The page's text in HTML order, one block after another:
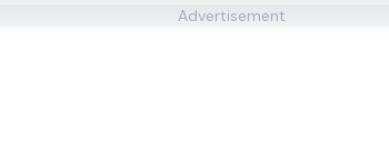
Advertisement